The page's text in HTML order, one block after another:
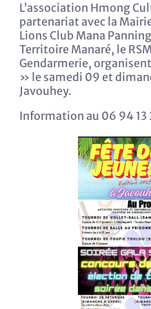
L’association Hmong
partenariat avec la
Lions Club Mana
Territoire Manaré, le
Gendarmerie,
» le samedi 09 et
Javouhey.
Information au 06 94 13